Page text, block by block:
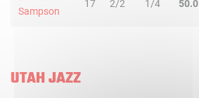
Sampson
17 2/2 1/4 50.0
UTAH JAZZ